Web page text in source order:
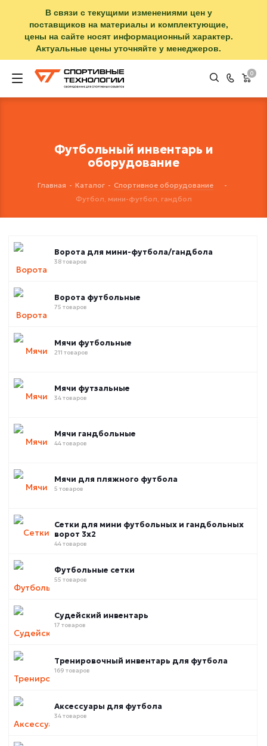
В связи с текущими изменениями цен у
поставщиков на материалы и комплектующие,
цены на сайте носят информационный характер.
Актуальные цены уточняйте у менеджеров.
0
Футбольный инвентарь и
оборудование
Главная - Каталог - Спортивное оборудование
-
Футбол, мини-футбол, гандбол
Ворота для мини-футбола/гандбола
38 товаров
Ворота футбольные
75 товаров
Мячи футбольные
211 товаров
Мячи футзальные
34 товаров
Мячи гандбольные
44 товаров
Мячи для пляжного футбола
5 товаров
Сетки для мини футбольных и гандбольных
ворот 3х2
44 товаров
Футбольные сетки
55 товаров
Судейский инвентарь
17 товаров
Тренировочный инвентарь для футбола
169 товаров
Аксессуары для футбола
34 товаров